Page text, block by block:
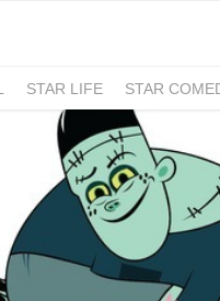
STAR LIFE STAR